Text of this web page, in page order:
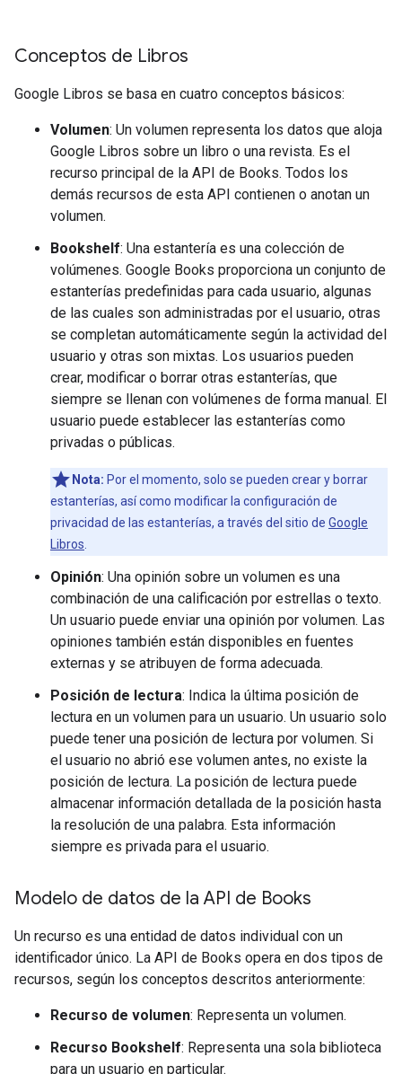
Conceptos de Libros
Google Libros se basa en cuatro conceptos básicos:
Volumen: Un volumen representa los datos que aloja
Google Libros sobre un libro o una revista. Es el
recurso principal de la API de Books. Todos los
demás recursos de esta API contienen o anotan un
volumen.
Bookshelf: Una estantería es una colección de
volúmenes. Google Books proporciona un conjunto de
estanterías predefinidas para cada usuario, algunas
de las cuales son administradas por el usuario, otras
se completan automáticamente según la actividad del
usuario y otras son mixtas. Los usuarios pueden
crear, modificar o borrar otras estanterías, que
siempre se llenan con volúmenes de forma manual. El
usuario puede establecer las estanterías como
privadas o públicas.
Nota: Por el momento, solo se pueden crear y borrar
estanterías, así como modificar la configuración de
privacidad de las estanterías, a través del sitio de Google
Libros
Opinión: Una opinión sobre un volumen es una
combinación de una calificación por estrellas o texto.
Un usuario puede enviar una opinión por volumen. Las
opiniones también están disponibles en fuentes
externas y se atribuyen de forma adecuada.
Posición de lectura: Indica la última posición de
lectura en un volumen para un usuario. Un usuario solo
puede tener una posición de lectura por volumen. Si
el usuario no abrió ese volumen antes, no existe la
posición de lectura. La posición de lectura puede
almacenar información detallada de la posición hasta
la resolución de una palabra. Esta información
siempre es privada para el usuario.
Modelo de datos de la API de Books
Un recurso es una entidad de datos individual con un
identificador único. La API de Books opera en dos tipos de
recursos, según los conceptos descritos anteriormente:
Recurso de volumen: Representa un volumen.
Recurso Bookshelf: Representa una sola biblioteca
para un usuario en particular.